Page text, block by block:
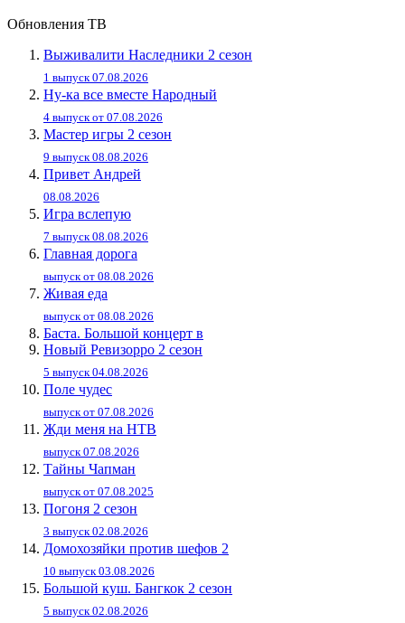
Обновления ТВ
Выживалити Наследники 2 сезон
1 выпуск 07.08.2026
Ну-ка все вместе Народный
4 выпуск от 07.08.2026
Мастер игры 2 сезон
9 выпуск 08.08.2026
Привет Андpей
08.08.2026
Игра вслепую
7 выпуск 08.08.2026
Главная дорога
выпуск от 08.08.2026
Живaя eдa
выпуск от 08.08.2026
Баста. Большой концерт в
Новый Ревизорро 2 сезон
5 выпуск 04.08.2026
Поле чудес
выпуск от 07.08.2026
Жди меня на НТВ
выпуск 07.08.2026
Тайны Чапман
выпуск от 07.08.2025
Погоня 2 сезон
3 выпуск 02.08.2026
Домохозяйки против шефов 2
10 выпуск 03.08.2026
Большой куш. Бангкок 2 сезон
5 выпуск 02.08.2026